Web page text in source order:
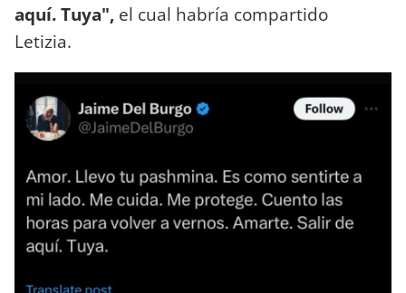
aquí. Tuya", el cual habría compartido
Letizia.